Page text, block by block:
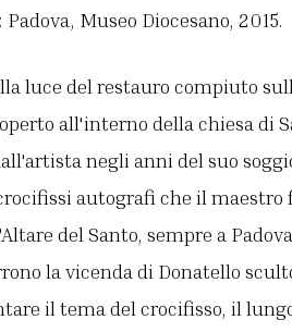
Museo Diocesano, 2015.
luce del restauro compiuto
all'interno della chiesa di
negli anni del suo
autografi che il maestro
del Santo, sempre a
la vicenda di Donatello
il tema del crocifisso, il